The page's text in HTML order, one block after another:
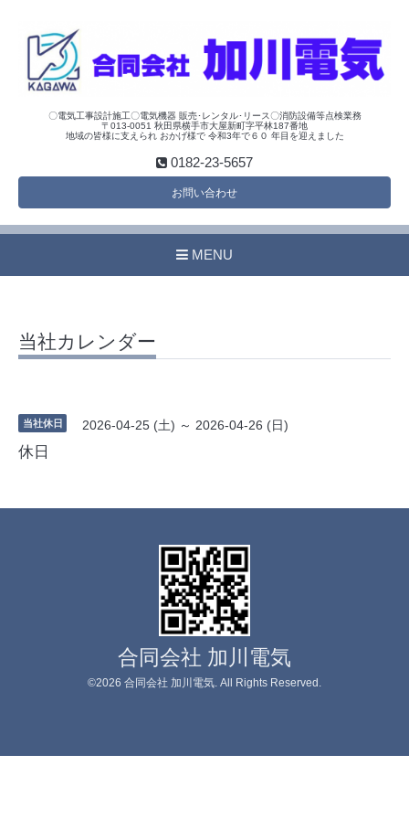
〇電気工事設計施工〇電気機器 販売･レンタル･リース〇消防設備等点検業務
〒013-0051 秋田県横手市大屋新町字平林187番地
地域の皆様に支えられ おかげ様で 令和3年で６０ 年目を迎えました
0182-23-5657
お問い合わせ
MENU
当社カレンダー
当社休日 2026-04-25 (土) ～ 2026-04-26 (日)
休日
合同会社 加川電気
©2026 合同会社 加川電気 . All Rights Reserved.